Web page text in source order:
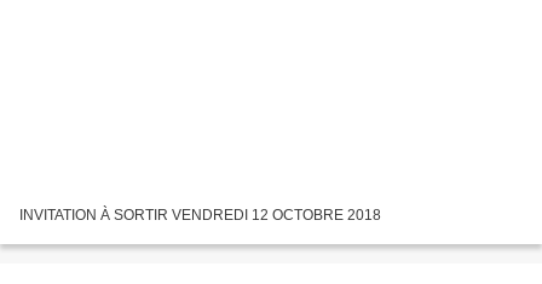
INVITATION À SORTIR VENDREDI 12 OCTOBRE 2018